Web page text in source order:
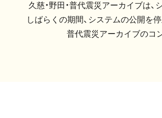
久慈・野田・普代震災アーカイブは
しばらくの期間、システムの公開を停
普代震災アーカイブのコ